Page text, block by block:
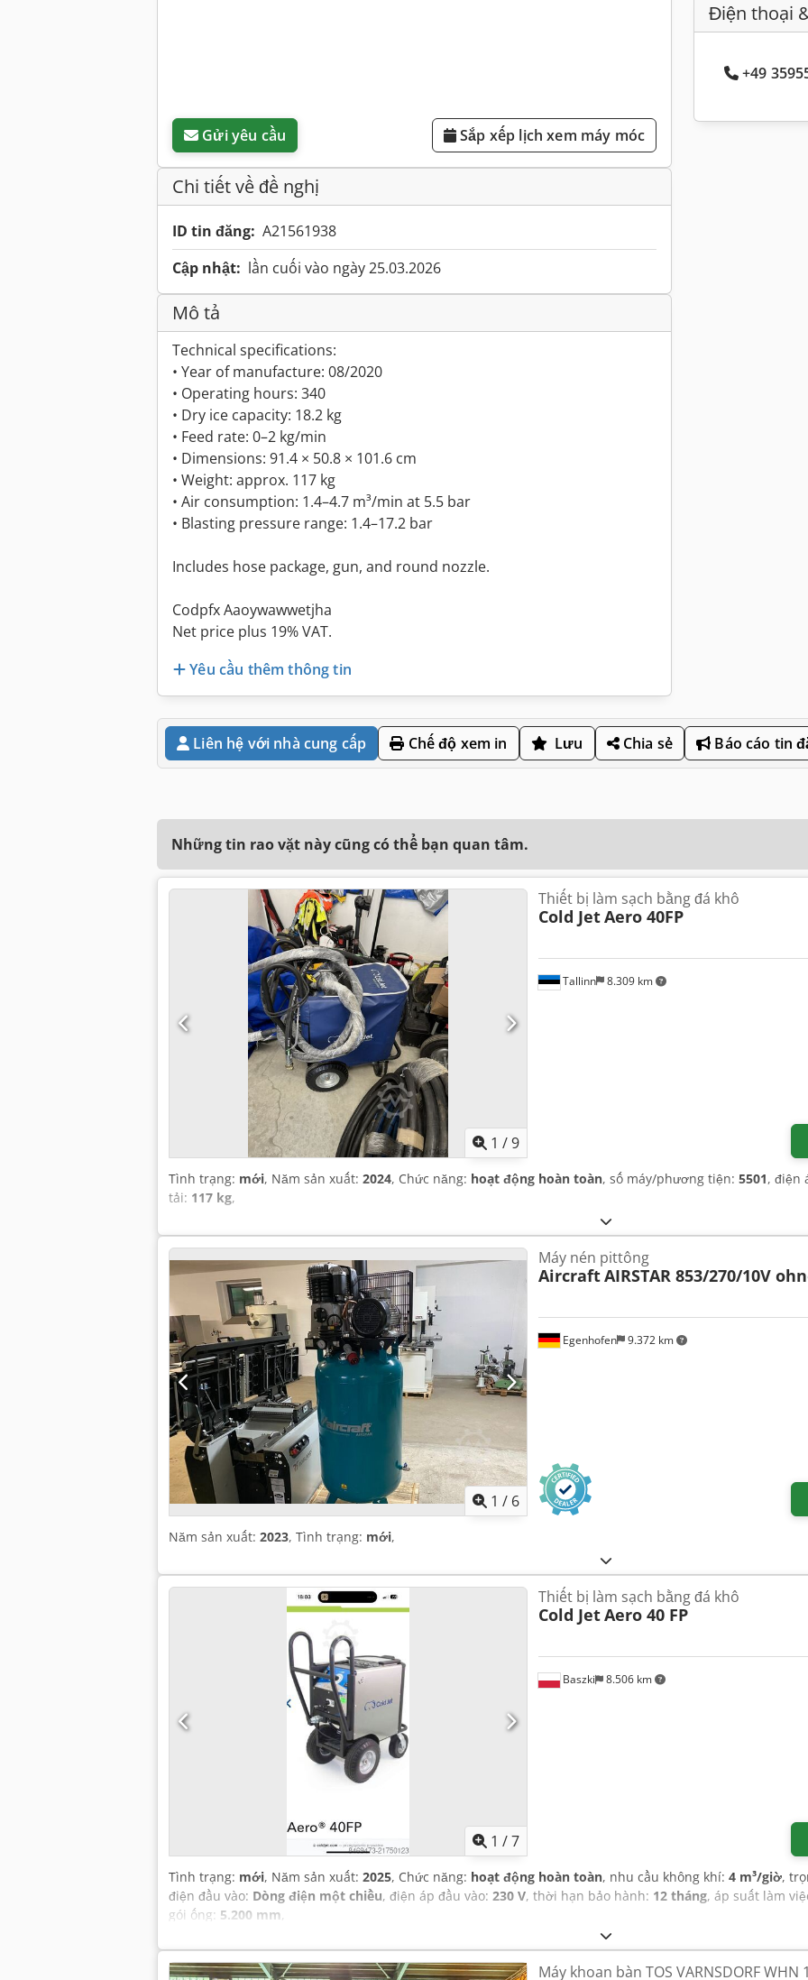
Gửi yêu cầu Sắp xếp lịch xem máy móc
Chi tiết về đề nghị
ID tin đăng: A21561938
Cập nhật: lần cuối vào ngày 25.03.2026
Mô tả
Technical specifications:
• Year of manufacture: 08/2020
• Operating hours: 340
• Dry ice capacity: 18.2 kg
• Feed rate: 0–2 kg/min
• Dimensions: 91.4 × 50.8 × 101.6 cm
• Weight: approx. 117 kg
• Air consumption: 1.4–4.7 m³/min at 5.5 bar
• Blasting pressure range: 1.4–17.2 bar
Includes hose package, gun, and round nozzle.
Codpfx Aaoywawwetjha
Net price plus 19% VAT.
Yêu cầu thêm thông tin
Điện thoại
+49
Liên hệ với nhà cung cấp Chế độ xem in Lưu Chia sẻ Báo cáo tin
Những tin rao vặt này cũng có thể bạn quan tâm.
1 /9
Tallinn 8.309 km
Thiết bị làm sạch bằng đá khô
Cold JetAero 40FP
Tình trạng: mới, Năm sản xuất: 2024, Chức năng: hoạt động hoàn toàn, số máy/phương tiện: 5501, điện
tải: 117 kg,
1 / 6
Egenhofen 9.372 km
Máy nén pittông
AircraftAIRSTAR 853/270/10V
Năm sản xuất: 2023, Tình trạng: mới,
1 /7
Baszki 8.506 km
Thiết bị làm sạch bằng đá khô
Cold JetAero 40 FP
Tình trạng: mới, Năm sản xuất: 2025, Chức năng: hoạt động hoàn toàn, nhu cầu không khí: 4 m³/giờ,
điện đầu vào: Dòng điện một chiều, điện áp đầu vào: 230 V, thời hạn bảo hành: 12 tháng, áp suất làm
gói ống: 5.200 mm,
Máy khoan bàn TOS VARNSDORF WHN